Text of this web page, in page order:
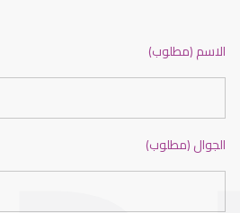
الاسم (مطلوب)
الجوال (مطلوب)